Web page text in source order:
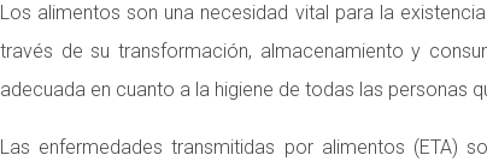
Los alimentos son una necesidad vital para la
través de su transformación, almacenamiento y
adecuada en cuanto a la higiene de todas las personas
Las enfermedades transmitidas por alimentos (ETA)